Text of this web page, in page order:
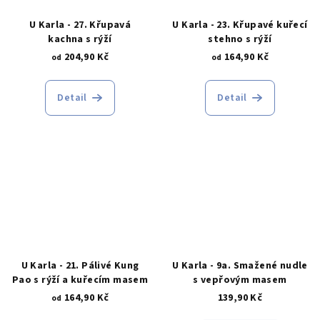
U Karla - 27. Křupavá
kachna s rýží
od 204,90 Kč
Detail
U Karla - 23. Křupavé kuřecí
stehno s rýží
od 164,90 Kč
Detail
U Karla - 21. Pálivé Kung
Pao s rýží a kuřecím masem
od 164,90 Kč
U Karla - 9a. Smažené nudle
s vepřovým masem
139,90 Kč